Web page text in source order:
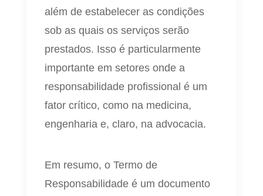
além de estabelecer as condições
sob as quais os serviços serão
prestados. Isso é particularmente
importante em setores onde a
responsabilidade profissional é um
fator crítico, como na medicina,
engenharia e, claro, na advocacia.
Em resumo, o Termo de
Responsabilidade é um documento